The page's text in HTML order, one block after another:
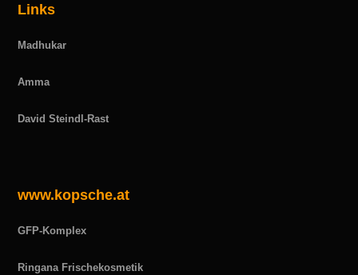
Links
Madhukar
Amma
David Steindl-Rast
www.kopsche.at
GFP-Komplex
Ringana Frischekosmetik